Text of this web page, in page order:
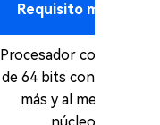
Requisito mínimo
Procesador compatible
de 64 bits con 1 GHz o
más y al menos 2